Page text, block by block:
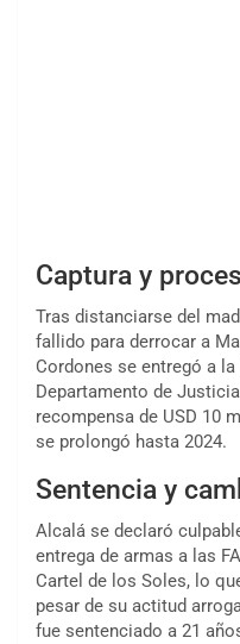
Captura y
Tras distanciarse del
fallido para derrocar a
Cordones se entregó a la
Departamento de
recompensa de USD 10
se prolongó hasta 2024.
Sentencia y
Alcalá se declaró
entrega de armas a las
Cartel de los Soles, lo
pesar de su actitud
fue sentenciado a 21